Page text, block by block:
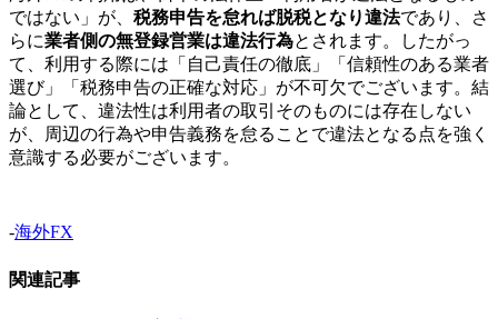
ではない」が、 税務申告を怠れば脱税となり違法であり、さ
らに業者側の無登録営業は違法行為とされます。したがっ
て、利用する際には「自己責任の徹底」「信頼性のある業者
選び」「税務申告の正確な対応」が不可欠でございます。結
論として、違法性は利用者の取引そのものには存在しない
が、周辺の行為や申告義務を怠ることで違法となる点を強く
意識する必要がございます。
-海外FX
関連記事